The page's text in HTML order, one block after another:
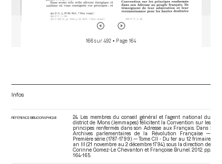
166 sur 492 • Page 164
Infos
RÉFÉRENCE BIBLIOGRAPHIQUE
24. Les membres du conseil général et l’agent national du
district de Mons (Jemmapes) félicitent la Convention sur les
principes renfermés dans son Adresse aux Français. Dans :
Archives parlementaires de la Révolution Française —
Première série (1787-1799) — Tome CII - Du 1er au 12 frimaire
an III (21 novembre au 2 décembre 1794) , sous la direction de
Corinne Gomez-Le Chevanton et Françoise Brunel. 2012. pp.
164-165.